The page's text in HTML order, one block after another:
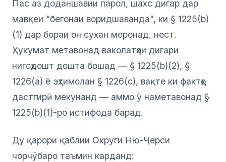
Пас аз доданшавии парол, шахс дигар дар
мавқеи "бегонаи воридшаванда", ки § 1225(b)
(1) дар бораи он сухан меронад, нест.
Ҳукумат метавонад ваколатҳои дигари
нигоҳдошт дошта бошад — § 1225(b)(2), §
1226(a) ё эҳтимолан § 1226(c), вақте ки фактҳо
дастгирӣ мекунанд — аммо ӯ наметавонад §
1225(b)(1)-ро истифода барад.
Ду қарори қаблии Округи Ню-Ҷерси
чорчӯбаро таъмин карданд: